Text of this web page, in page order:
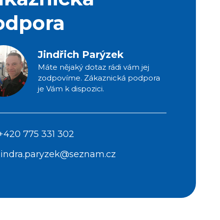
Jindřich Parýzek
Máte nějaký dotaz rádi vám jej
zodpovíme. Zákaznická podpora
je Vám k dispozici.
775 331 302